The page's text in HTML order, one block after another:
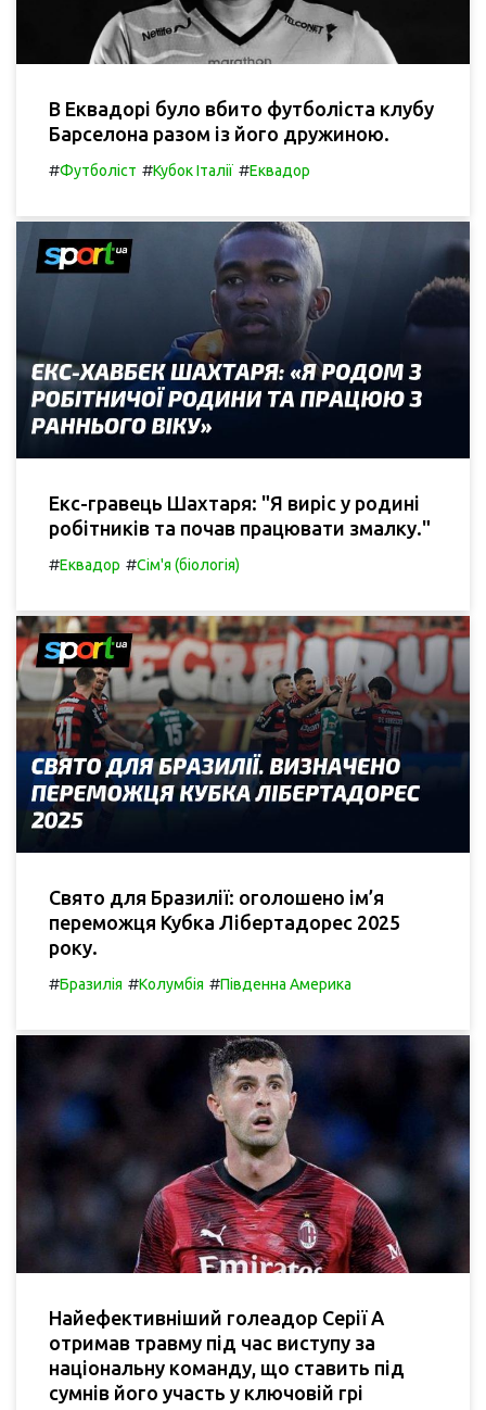
В Еквадорі було вбито футболіста клубу
Барселона разом із його дружиною.
#Футболіст #Кубок Італії #Еквадор
Екс-гравець Шахтаря: "Я виріс у родині
робітників та почав працювати змалку."
#Еквадор #Сім'я (біологія)
Свято для Бразилії: оголошено ім’я
переможця Кубка Лібертадорес 2025
року.
#Бразилія #Колумбія #Південна Америка
Найефективніший голеадор Серії А
отримав травму під час виступу за
національну команду, що ставить під
сумнів його участь у ключовій грі